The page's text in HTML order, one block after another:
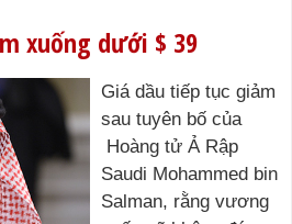
xuống dưới $ 39
Giá dầu tiếp tục giảm
sau tuyên bố của
Hoàng tử Ả Rập
Saudi Mohammed bin
Salman, rằng vương